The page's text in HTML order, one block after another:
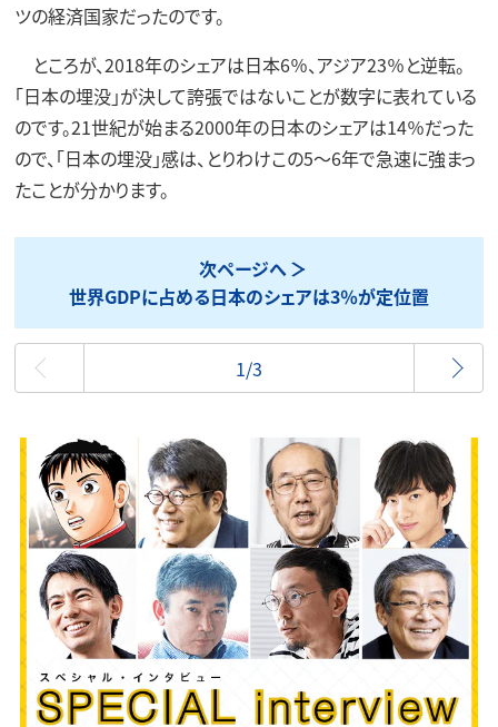
ツの経済国家だったのです。
ところが、2018年のシェアは日本6％、アジア23％と逆転。
「日本の埋没」が決して誇張ではないことが数字に表れている
のです。21世紀が始まる2000年の日本のシェアは14％だった
ので、「日本の埋没」感は、とりわけこの5～6年で急速に強まっ
たことが分かります。
次ページへ
世界GDPに占める日本のシェアは3％が定位置
最初
1/3